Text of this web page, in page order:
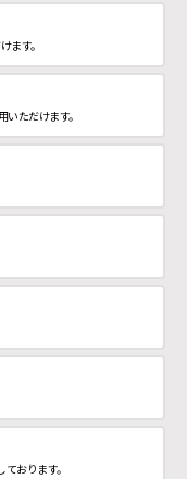
ます。
ただけます。
おります。